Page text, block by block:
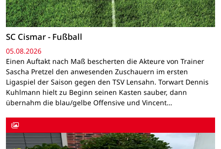
SC Cismar - Fußball
05.08.2026
Einen Auftakt nach Maß bescherten die Akteure von Trainer
Sascha Pretzel den anwesenden Zuschauern im ersten
Ligaspiel der Saison gegen den TSV Lensahn. Torwart Dennis
Kuhlmann hielt zu Beginn seinen Kasten sauber, dann
übernahm die blau/gelbe Offensive und Vincent…